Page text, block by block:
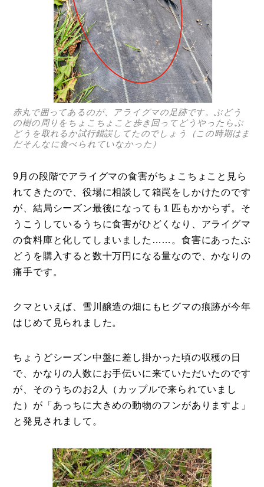
赤丸で囲ってあるのが、アライグマの足跡です。ぶどう
の樹の周りをちょこちょこと歩き回ってどうやったらぶ
どうを取れるか試行錯誤してたのでしょう（この時期はま
だそんなに食べられていなかった）
9月の段階でアライグマの食害がちょこちょこと見ら
れてきたので、役場に相談して箱罠をしかけたのです
が、結局シーズン最後になっても１匹もかからず。そ
うこうしているうちに食害がひどくなり、アライグマ
の食料庫と化してしまいました……。食害にあったぶ
どうを購入すると数十万円になる量なので、かなりの
痛手です。
クマといえば、雪川醸造の畑にもヒグマの痕跡が今年
はじめて見られました。
ちょうどシーズン中盤に差し掛かった頃の収穫の日
で、かなりの人数にお手伝いに来ていただいたのです
が、そのうちのお2人（カップルで来られていまし
た）が「あっちに大きめの動物のフンがありますよ」
と発見されまして。